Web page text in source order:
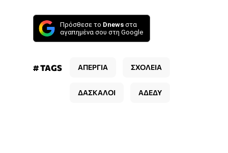
Πρόσθεσε το Dnews στα
αγαπημένα σου στη Google
# TAGS ΑΠΕΡΓΙΑ ΣΧΟΛΕΙΑ
ΔΑΣΚΑΛΟΙ ΑΔΕΔΥ